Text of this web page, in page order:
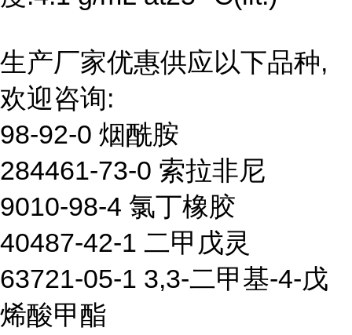
生产厂家优惠供应以下品种,
欢迎咨询:
98-92-0 烟酰胺
284461-73-0 索拉非尼
9010-98-4 氯丁橡胶
40487-42-1 二甲戊灵
63721-05-1 3,3-二甲基-4-戊
烯酸甲酯